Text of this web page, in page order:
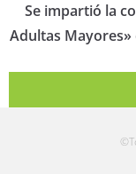
Se impartió la
Adultas Mayores»